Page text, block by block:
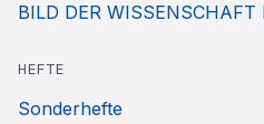
BILD DER
HEFTE
Sonderhefte